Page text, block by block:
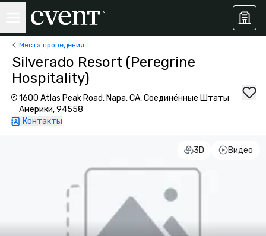
Места проведения
Silverado Resort (Peregrine
Hospitality)
1600 Atlas Peak Road, Napa, CA, Соединённые Штаты
Америки, 94558
Контакты
3D Видео